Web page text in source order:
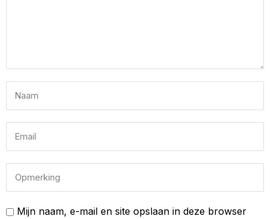
Mijn naam, e-mail en site opslaan in deze browser